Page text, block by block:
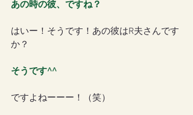
あの時の彼、ですね？
はいー！そうです！あの彼はR夫さんです
か？
そうです^^
ですよねーーー！（笑）